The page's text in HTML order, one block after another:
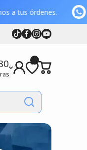
a tus órdenes.
TiktokFacebook
Instagram
Youtube
Youtube